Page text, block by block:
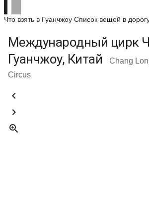
Что взять в Гуанчжоу Список вещей в
Международный цирк
Гуанчжоу, Китай
Chang
Circus


